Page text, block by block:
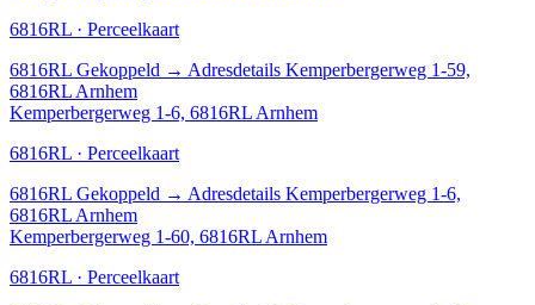
6816RL · Perceelkaart
6816RL Gekoppeld → Adresdetails Kemperbergerweg 1-59,
6816RL Arnhem
Kemperbergerweg 1-6, 6816RL Arnhem
6816RL · Perceelkaart
6816RL Gekoppeld → Adresdetails Kemperbergerweg 1-6,
6816RL Arnhem
Kemperbergerweg 1-60, 6816RL Arnhem
6816RL · Perceelkaart